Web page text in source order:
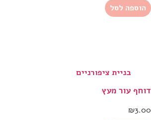
הוספה לסל
בניית ציפורניים
דוחף עור מעץ
₪3.00